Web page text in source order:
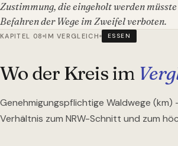
Zustimmung, die eingeholt werden
Befahren der Wege im Zweifel verboten.
KAPITEL 08 IM VERGLEICH ESSEN
Wo der Kreis im
Genehmigungspflichtige Waldwege (km)
Verhältnis zum NRW-Schnitt und zum